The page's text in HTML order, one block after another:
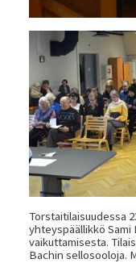
Torstaitilaisuudessa
yhteyspäällikkö Sami
vaikuttamisesta.
Bachin sellosooloja.